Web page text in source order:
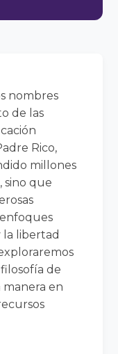
nombres
de las
Rico,
millones
sino que
la libertad
de
manera en